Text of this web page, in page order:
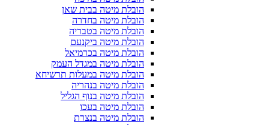
הובלת מיטה בבית שאן
הובלת מיטה בחדרה
הובלת מיטה בטבריה
הובלת מיטה ביקנעם
הובלת מיטה בכרמיאל
הובלת מיטה במגדל העמק
הובלת מיטה במעלות תרשיחא
הובלת מיטה בנהריה
הובלת מיטה בנוף הגליל
הובלת מיטה בעכו
הובלת מיטה בנצרת